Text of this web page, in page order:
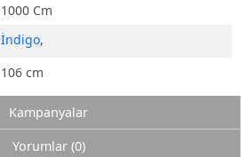
1000 Cm
İndigo,
106 cm
Kampanyalar
Yorumlar (0)